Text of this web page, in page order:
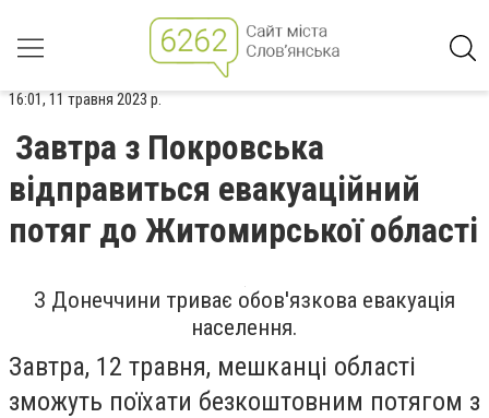
16:01, 11 травня 2023 р.
Завтра з Покровська
відправиться евакуаційний
потяг до Житомирської області
З Донеччини триває обов'язкова евакуація
населення.
Завтра, 12 травня, мешканці області
зможуть поїхати безкоштовним потягом з